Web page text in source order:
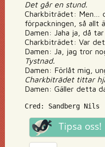
Det går en stund.
Charkbiträdet: Men…
förpackningen, så allt
Damen: Jaha ja, då tar
Charkbiträdet: Var det
Damen: Ja, jag tror
Tystnad.
Damen: Förlåt mig,
Charkbiträdet tittar
Damen: Gäller detta
Cred: Sandberg Nils
Tipsa oss!